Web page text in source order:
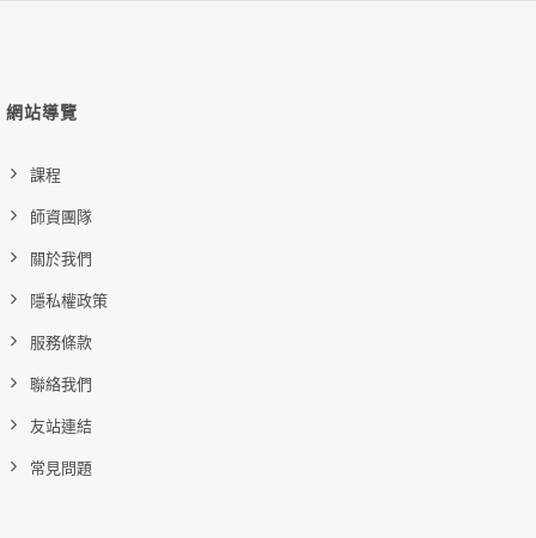
網站導覽
課程
師資團隊
關於我們
隱私權政策
服務條款
聯絡我們
友站連結
常見問題